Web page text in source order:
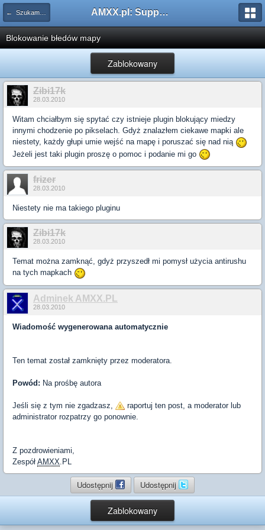
← Szukam pluginu AMXX.pl: Support AMX Mod X i SourceMod
Blokowanie błedów mapy
Zablokowany
Zibi17k
28.03.2010
Witam chciałbym się spytać czy istnieje plugin blokujący miedzy
innymi chodzenie po pikselach. Gdyż znalazłem ciekawe mapki ale
niestety, każdy głupi umie wejść na mapę i poruszać się nad nią
Jeżeli jest taki plugin proszę o pomoc i podanie mi go
frizer
28.03.2010
Niestety nie ma takiego pluginu
Zibi17k
28.03.2010
Temat można zamknąć, gdyż przyszedł mi pomysł użycia antirushu
na tych mapkach
Adminek AMXX.PL
28.03.2010
Wiadomość wygenerowana automatycznie
Ten temat został zamknięty przez moderatora.
Powód: Na prośbę autora
Jeśli się z tym nie zgadzasz,
raportuj ten post, a moderator lub
administrator rozpatrzy go ponownie.
Z pozdrowieniami,
Zespół AMXX .PL
Udostępnij Udostępnij
Zablokowany